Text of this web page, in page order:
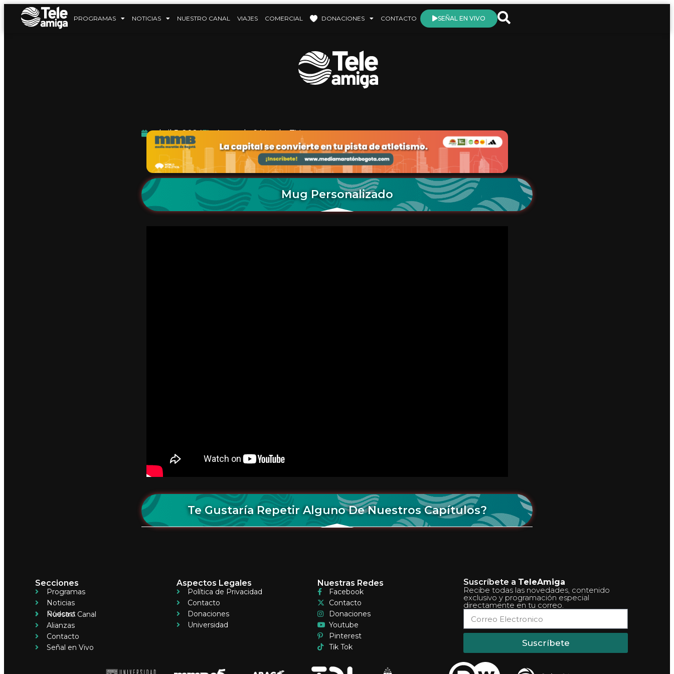
PROGRAMAS NOTICIAS NUESTRO CANAL VIAJES COMERCIAL DONACIONES CONTACTO SEÑAL EN VIVO
abril 5, 2024 Aprenda & Venda,TV
Mug Personalizado
Te Gustaría Repetir Alguno De Nuestros Capítulos?
Secciones
Programas
Noticias
Pódcast
Nuestro Canal
Alianzas
Contacto
Señal en Vivo
Aspectos Legales
Política de Privacidad
Contacto
Donaciones
Universidad
Nuestras Redes
Facebook
Contacto
Donaciones
Youtube
Pinterest
Tik Tok
Suscríbete a TeleAmiga
Recibe todas las novedades, contenido
exclusivo y programación especial
directamente en tu correo.
Suscríbete